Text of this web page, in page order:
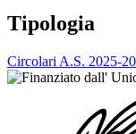
Tipologia
Circolari A.S. 2025-